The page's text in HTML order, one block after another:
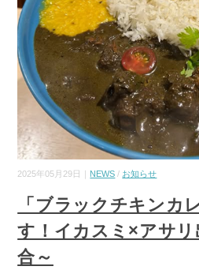
2025年05月29日｜ NEWS / お知らせ
「ブラックチキンカ
す！イカスミ×アサ
合～